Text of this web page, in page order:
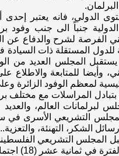
الدولي، فانه يعتبر
الدولية جنباً الى جنب وفود
الفرصة لشرح والدفاع عن
للدول المستقلة ذات
يستقبل المجلس العديد من
وأيضا للمتابعة
لمعظم الوفود الزائرة
المراسلات مع مختلف
لبرلمانات العالم،
التشريعي الأسرى في
الشكر، التهنئة،
في تلك